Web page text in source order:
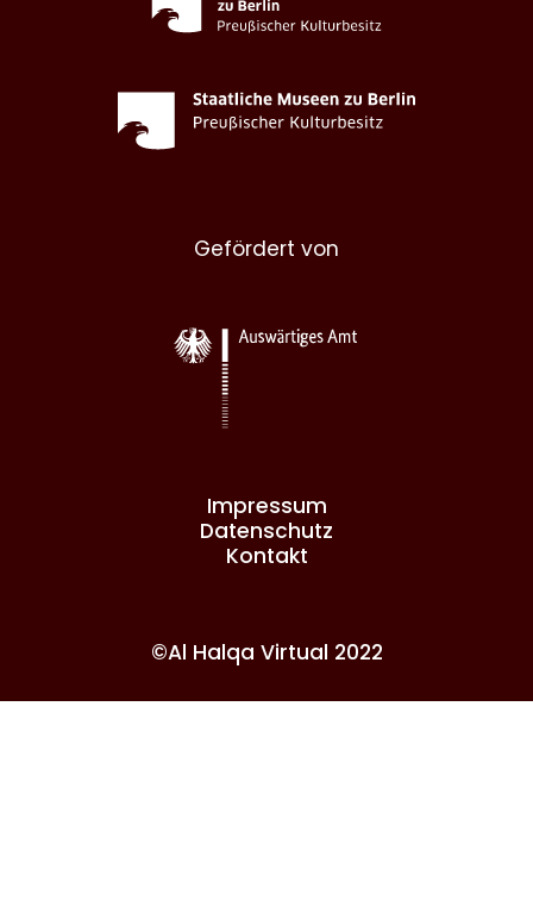
Gefördert von
Impressum
Datenschutz
Kontakt
©Al Halqa Virtual 2022